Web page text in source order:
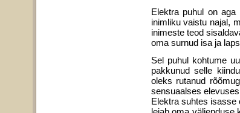
Elektra puhul on
inimliku vaistu najal,
inimeste teod
oma surnud isa ja
Sel puhul kohtume
pakkunud selle
oleks rutanud
sensuaalses
Elektra suhtes isasse